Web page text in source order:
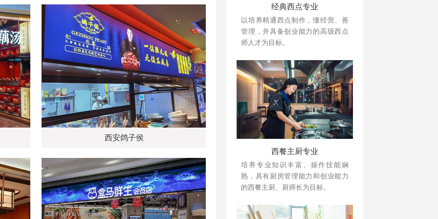
西安鸽子侯
经典西点专业
以培养精通西点制作，懂经营、善
管理，并具备创业能力的高级西点
师人才为目标。
西餐主厨专业
培养专业知识丰富、操作技能娴
熟，具有厨房管理能力和创业能力
的西餐主厨、厨师长为目标。